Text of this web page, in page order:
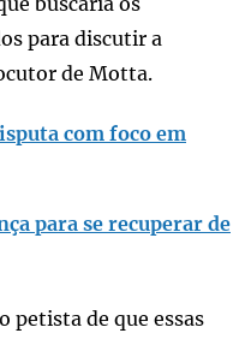
para discutir a
de Motta.
com foco em
para se recuperar de
petista de que essas